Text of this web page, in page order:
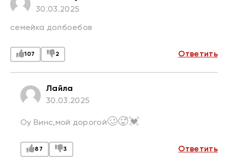
30.03.2025
семейка долбоебов
107 2 Ответить
Лайла
30.03.2025
Оу Винс,мой дорогой🥴🥵💓
87 3 Ответить